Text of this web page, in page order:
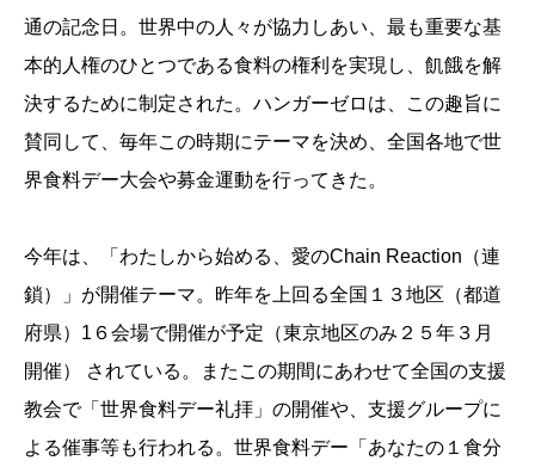
通の記念日。世界中の人々が協力しあい、最も重要な基
本的人権のひとつである食料の権利を実現し、飢餓を解
決するために制定された。ハンガーゼロは、この趣旨に
賛同して、毎年この時期にテーマを決め、全国各地で世
界食料デー大会や募金運動を行ってきた。
今年は、「わたしから始める、愛のChain Reaction（連
鎖）」が開催テーマ。昨年を上回る全国１３地区（都道
府県）1６会場で開催が予定（東京地区のみ２５年３月
開催） されている。またこの期間にあわせて全国の支援
教会で「世界食料デー礼拝」の開催や、支援グループに
よる催事等も行われる。世界食料デー「あなたの１食分